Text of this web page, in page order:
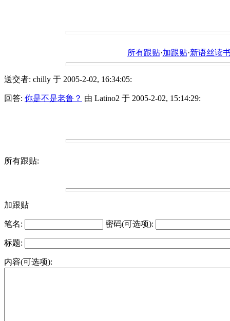
所有跟贴·加跟贴·新语丝读
送交者: chilly 于 2005-2-02, 16:34:05:
回答: 你是不是老鲁？ 由 Latino2 于 2005-2-02, 15:14:29:
所有跟贴:
加跟贴
笔名: 密码(可选项):
标题:
内容(可选项):